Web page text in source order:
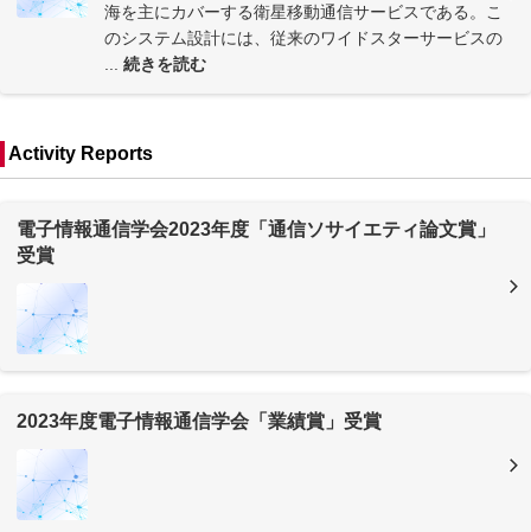
海を主にカバーする衛星移動通信サービスである。こ
のシステム設計には、従来のワイドスターサービスの
続きを読む
Activity Reports
電子情報通信学会2023年度「通信ソサイエティ論文賞」
受賞
2023年度電子情報通信学会「業績賞」受賞